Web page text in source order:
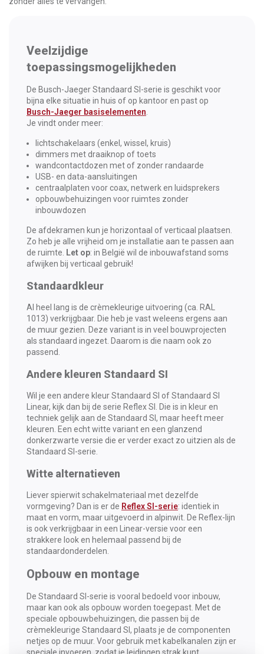
Veelzijdige
toepassingsmogelijkheden
De Busch-Jaeger Standaard SI-serie is geschikt voor
bijna elke situatie in huis of op kantoor en past op
Busch-Jaeger basiselementen.
Je vindt onder meer:
lichtschakelaars (enkel, wissel, kruis)
dimmers met draaiknop of toets
wandcontactdozen met of zonder randaarde
USB- en data-aansluitingen
centraalplaten voor coax, netwerk en luidsprekers
opbouwbehuizingen voor ruimtes zonder
inbouwdozen
De afdekramen kun je horizontaal of verticaal plaatsen.
Zo heb je alle vrijheid om je installatie aan te passen aan
de ruimte. Let op: in België wil de inbouwafstand soms
afwijken bij verticaal gebruik!
Standaardkleur
Al heel lang is de crèmekleurige uitvoering (ca. RAL
1013) verkrijgbaar. Die heb je vast weleens ergens aan
de muur gezien. Deze variant is in veel bouwprojecten
als standaard ingezet. Daarom is die naam ook zo
passend.
Andere kleuren Standaard SI
Wil je een andere kleur Standaard SI of Standaard SI
Linear, kijk dan bij de serie Reflex SI. Die is in kleur en
techniek gelijk aan de Standaard SI, maar heeft meer
kleuren. Een echt witte variant en een glanzend
donkerzwarte versie die er verder exact zo uitzien als de
Standaard SI-serie.
Witte alternatieven
Liever spierwit schakelmateriaal met dezelfde
vormgeving? Dan is er de Reflex SI-serie: identiek in
maat en vorm, maar uitgevoerd in alpinwit. De Reflex-lijn
is ook verkrijgbaar in een Linear-versie voor een
strakkere look en helemaal passend bij de
standaardonderdelen.
Opbouw en montage
De Standaard SI-serie is vooral bedoeld voor inbouw,
maar kan ook als opbouw worden toegepast. Met de
speciale opbouwbehuizingen, die passen bij de
crèmekleurige Standaard SI, plaats je de componenten
netjes op de muur. Voor gebruik met kabelkanalen zijn er